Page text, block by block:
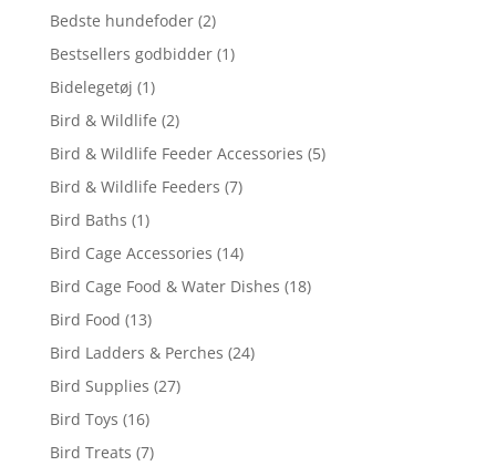
Bedste hundefoder (2)
Bestsellers godbidder (1)
Bidelegetøj (1)
Bird & Wildlife (2)
Bird & Wildlife Feeder Accessories (5)
Bird & Wildlife Feeders (7)
Bird Baths (1)
Bird Cage Accessories (14)
Bird Cage Food & Water Dishes (18)
Bird Food (13)
Bird Ladders & Perches (24)
Bird Supplies (27)
Bird Toys (16)
Bird Treats (7)